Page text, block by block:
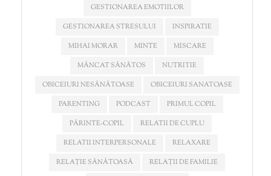
GESTIONAREA EMOTIILOR
GESTIONAREA STRESULUI
INSPIRATIE
MIHAI MORAR
MINTE
MISCARE
MÂNCAT SĂNĂTOS
NUTRITIE
OBICEIURI NESĂNĂTOASE
OBICEIURI SANATOASE
PARENTING
PODCAST
PRIMUL COPIL
PĂRINTE-COPIL
RELATII DE CUPLU
RELATII INTERPERSONALE
RELAXARE
RELAȚIE SĂNĂTOASĂ
RELAȚII DE FAMILIE